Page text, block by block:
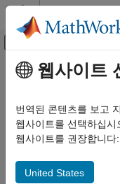
콘텐츠로 바로 가기
오프캔버스
보기 기준: 카테고리
Using MATLAB
MATLAB Copilot
주요 콘텐츠
Global
Release
Bug Reports | Bug
| Release Range:
웹사이트
번역된 콘텐츠를 보고
웹사이트를 선택하십
웹사이트를 권장합니다:
United States